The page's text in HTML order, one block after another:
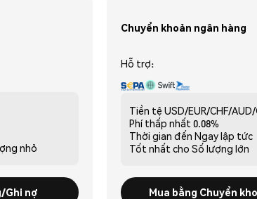
nhỏ
Ghi nợ
Chuyển khoản ngân hàng
Hỗ trợ:
Tiền tệ USD/EUR/CHF/
Phí thấp nhất 0.08%
Thời gian đến Ngay lập tức
Tốt nhất cho Số lượng lớn
Mua bằng Chuyển